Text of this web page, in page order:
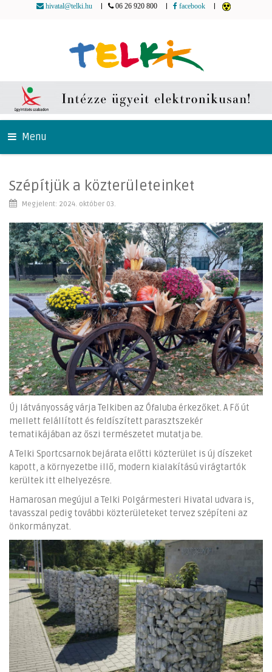
hivatal@telki.hu 06 26 920 800 facebook
Menu
Szépítjük a közterületeinket
Megjelent: 2024. október 03.
Új látványosság várja Telkiben az Ófaluba érkezőket. A Fő út
mellett felállított és feldíszített parasztszekér
tematikájában az őszi természetet mutatja be.
A Telki Sportcsarnok bejárata előtti közterület is új díszeket
kapott, a környezetbe illő, modern kialakítású virágtartók
kerültek itt elhelyezésre.
Hamarosan megújul a Telki Polgármesteri Hivatal udvara is,
tavasszal pedig további közterületeket tervez szépíteni az
önkormányzat.